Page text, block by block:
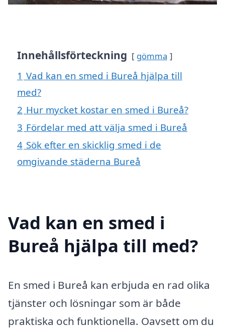
Innehållsförteckning gömma
1 Vad kan en smed i Bureå hjälpa till
med?
2 Hur mycket kostar en smed i Bureå?
3 Fördelar med att välja smed i Bureå
4 Sök efter en skicklig smed i de
omgivande städerna Bureå
Vad kan en smed i
Bureå hjälpa till med?
En smed i Bureå kan erbjuda en rad olika
tjänster och lösningar som är både
praktiska och funktionella. Oavsett om du